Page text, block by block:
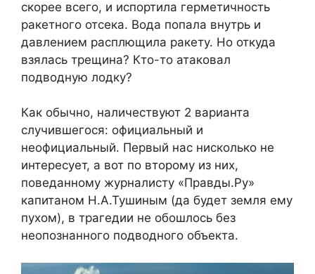
скорее всего, и испортила герметичность
ракетного отсека. Вода попала внутрь и
давлением расплющила ракету. Но откуда
взялась трещина? Кто-то атаковал
подводную лодку?
Как обычно, наличествуют 2 варианта
случившегося: официальный и
неофициальный. Первый нас нисколько не
интересует, а вот по второму из них,
поведанному журналисту «Правды.Ру»
капитаном Н.А.Тушиным (да будет земля ему
пухом), в трагедии не обошлось без
неопознанного подводного объекта.